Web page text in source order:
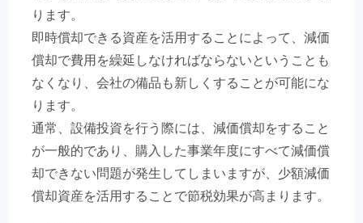
ります。
即時償却できる資産を活用することによって、減価
償却で費用を繰延しなければならないということも
なくなり、会社の備品も新しくすることが可能にな
ります。
通常、設備投資を行う際には、減価償却をすること
が一般的であり、購入した事業年度にすべて減価償
却できない問題が発生してしまいますが、少額減価
償却資産を活用することで節税効果が高まります。